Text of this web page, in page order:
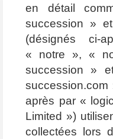
en détail
succession »
(désignés
« notre », «
succession »
après par «
Limited »)
collectées lors